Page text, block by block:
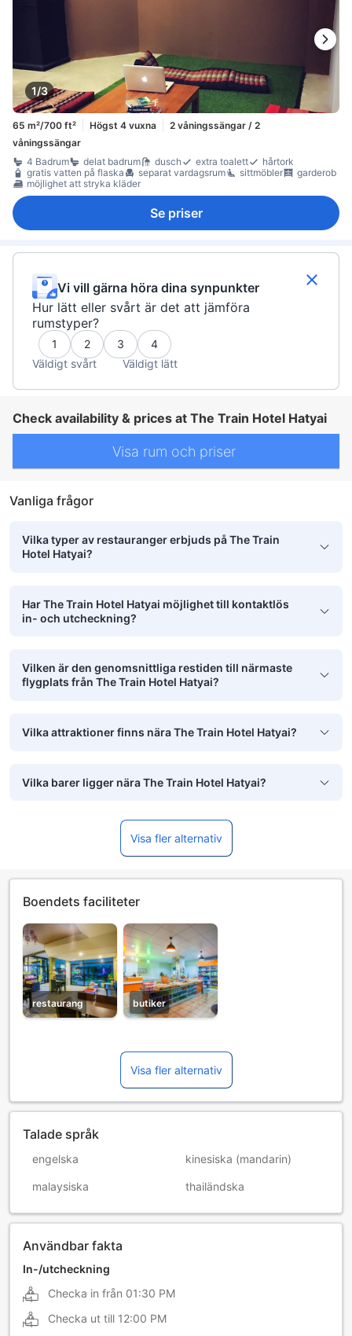
1/3
65 m²/700 ft² Högst 4 vuxna
2 våningssängar / 2
våningssängar
4 Badrum
delat badrum dusch extra toalett
hårtork
gratis vatten på flaska
separat vardagsrum sittmöbler
garderob
möjlighet att stryka kläder
Se priser
Vi vill gärna höra dina synpunkter
Hur lätt eller svårt är det att jämföra
rumstyper?
1 2 3
4
Väldigt svårt
Väldigt lätt
Check availability & prices at The Train Hotel Hatyai
Visa rum och priser
Vanliga frågor
Vilka typer av restauranger erbjuds på The Train
Hotel Hatyai?
Har The Train Hotel Hatyai möjlighet till kontaktlös
in- och utcheckning?
Vilken är den genomsnittliga restiden till närmaste
flygplats från The Train Hotel Hatyai?
Vilka attraktioner finns nära The Train Hotel Hatyai?
Vilka barer ligger nära The Train Hotel Hatyai?
Visa fler alternativ
Boendets faciliteter
restaurang butiker
Visa fler alternativ
Talade språk
engelska kinesiska (mandarin)
malaysiska thailändska
Användbar fakta
In-/utcheckning
Checka in från 01:30 PM
Checka ut till 12:00 PM